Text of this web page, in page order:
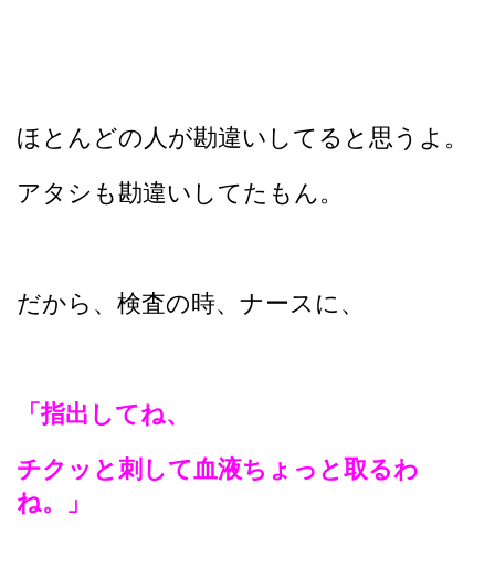
ほとんどの人が勘違いしてると思うよ。
アタシも勘違いしてたもん。
だから、検査の時、ナースに、
「指出してね、
チクッと刺して血液ちょっと取るわ
ね。」